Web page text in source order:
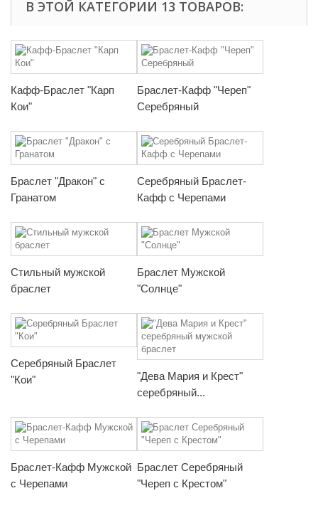
В ЭТОЙ КАТЕГОРИИ 13 ТОВАРОВ:
Кафф-Браслет "Карп
Кои"
Браслет-Кафф "Череп"
Серебряный
Браслет "Дракон" с
Гранатом
Серебряный Браслет-
Кафф с Черепами
Стильный мужской
браслет
Браслет Мужской
"Солнце"
Серебряный Браслет
"Кои"
"Дева Мария и Крест"
серебряный...
Браслет-Кафф Мужской
с Черепами
Браслет Серебряный
"Череп с Крестом"